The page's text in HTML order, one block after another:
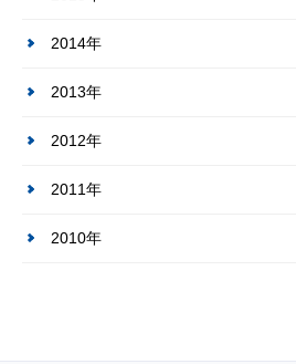
2014年
2013年
2012年
2011年
2010年